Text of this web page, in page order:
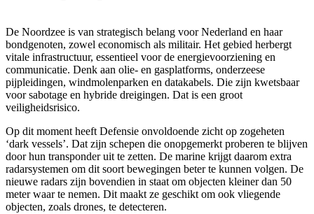
De Noordzee is van strategisch belang voor Nederland en haar
bondgenoten, zowel economisch als militair. Het gebied herbergt
vitale infrastructuur, essentieel voor de energievoorziening en
communicatie. Denk aan olie- en gasplatforms, onderzeese
pijpleidingen, windmolenparken en datakabels. Die zijn kwetsbaar
voor sabotage en hybride dreigingen. Dat is een groot
veiligheidsrisico.
Op dit moment heeft Defensie onvoldoende zicht op zogeheten
‘dark vessels’. Dat zijn schepen die onopgemerkt proberen te blijven
door hun transponder uit te zetten. De marine krijgt daarom extra
radarsystemen om dit soort bewegingen beter te kunnen volgen. De
nieuwe radars zijn bovendien in staat om objecten kleiner dan 50
meter waar te nemen. Dit maakt ze geschikt om ook vliegende
objecten, zoals drones, te detecteren.